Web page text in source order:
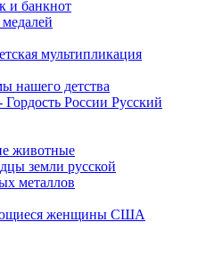
и банкнот
мультипликация
нашего детства
России Русский
животные
земли русской
металлов
женщины США